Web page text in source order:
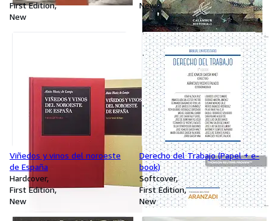
First Edition
New
New
Viñedos y vinos del noroeste
de España
Hardcover
First Edition
New
Derecho del Trabajo (Papel + e-
book)
Softcover
First Edition
New